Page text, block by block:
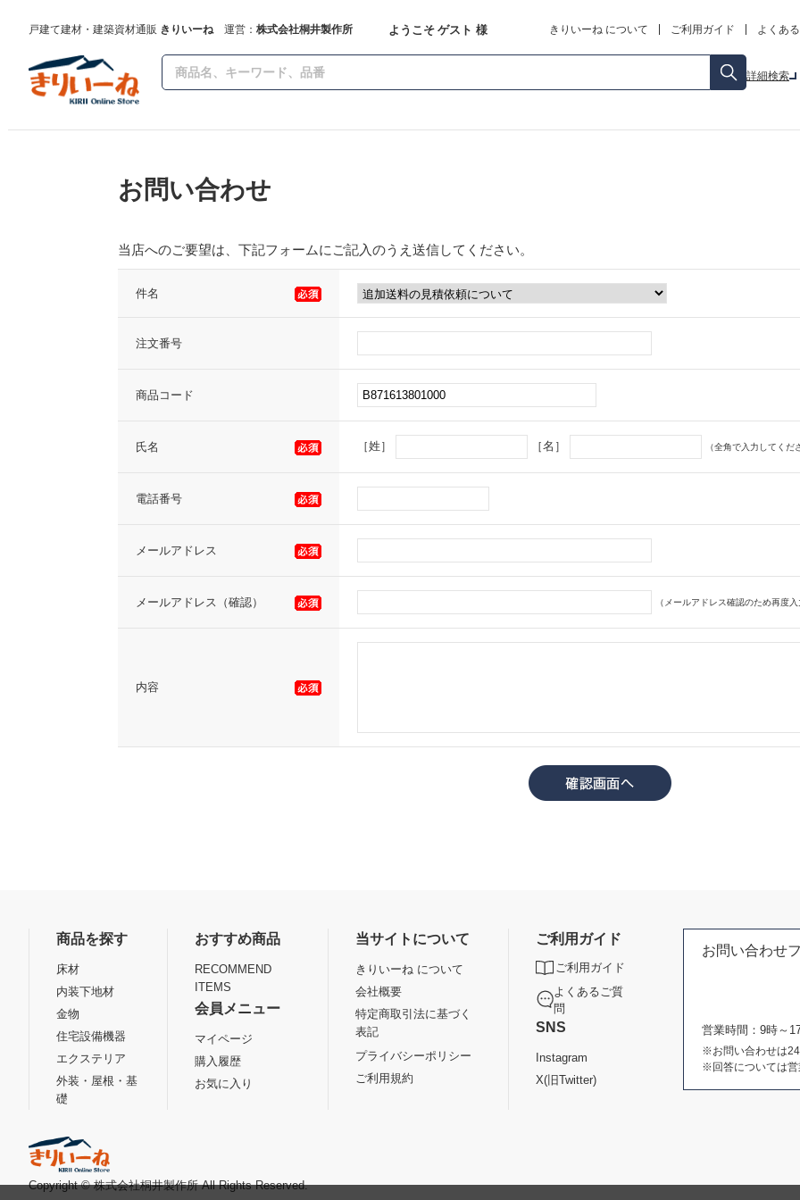
戸建て建材・建築資材通販 きりいーね運営： 株式会社桐井製作所 ようこそ ゲスト 様 きりいーね について ご利用ガイド よくあ
詳細検索
お問い合わせ
当店へのご要望は、下記フォームにご記入のうえ送信してください。
件名
注文番号
商品コード
氏名 ［姓］ ［名］ （全角で入力してくだ
電話番号
メールアドレス
メールアドレス（確認） （メールアドレス確認のため再度
内容
商品を探す
床材
内装下地材
金物
住宅設備機器
エクステリア
外装・屋根・基
礎
おすすめ商品
RECOMMEND
ITEMS
会員メニュー
マイページ
購入履歴
お気に入り
当サイトについて
きりいーね について
会社概要
特定商取引法に基づく
表記
プライバシーポリシー
ご利用規約
ご利用ガイド
ご利用ガイド
よくあるご質
問
SNS
Instagram
X(旧Twitter)
Copyright © 株式会社桐井製作所 All Rights Reserved.
お問い合わせ
営業時間：9時～
※お問い合わせは24
※回答については営